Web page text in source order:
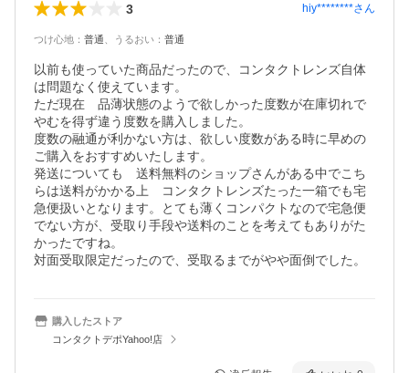
3 hiy********さん
つけ心地 ： 普通 うるおい ： 普通
以前も使っていた商品だったので、コンタクトレンズ自体
は問題なく使えています。
ただ現在　品薄状態のようで欲しかった度数が在庫切れで
やむを得ず違う度数を購入しました。
度数の融通が利かない方は、欲しい度数がある時に早めの
ご購入をおすすめいたします。
発送についても　送料無料のショップさんがある中でこち
らは送料がかかる上　コンタクトレンズたった一箱でも宅
急便扱いとなります。とても薄くコンパクトなので宅急便
でない方が、受取り手段や送料のことを考えてもありがた
かったですね。
対面受取限定だったので、受取るまでがやや面倒でした。
購入したストア
コンタクトデポYahoo!店